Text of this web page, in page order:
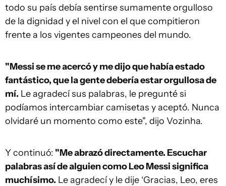
todo su país debía sentirse sumamente orgulloso
de la dignidad y el nivel con el que compitieron
frente a los vigentes campeones del mundo.
"Messi se me acercó y me dijo que había estado
fantástico, que la gente debería estar orgullosa de
mí. Le agradecí sus palabras, le pregunté si
podíamos intercambiar camisetas y aceptó. Nunca
olvidaré un momento como este", dijo Vozinha.
Y continuó: "Me abrazó directamente. Escuchar
palabras así de alguien como Leo Messi significa
muchísimo. Le agradecí y le dije ‘Gracias, Leo, eres